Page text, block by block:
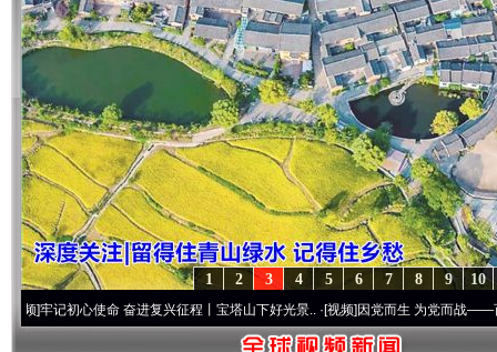
10
9
8
7
6
5
4
3
2
1
初心使命 奋进复兴征程丨宝塔山下好光景..·[视频]因党而生 为党而战——百年“纪”